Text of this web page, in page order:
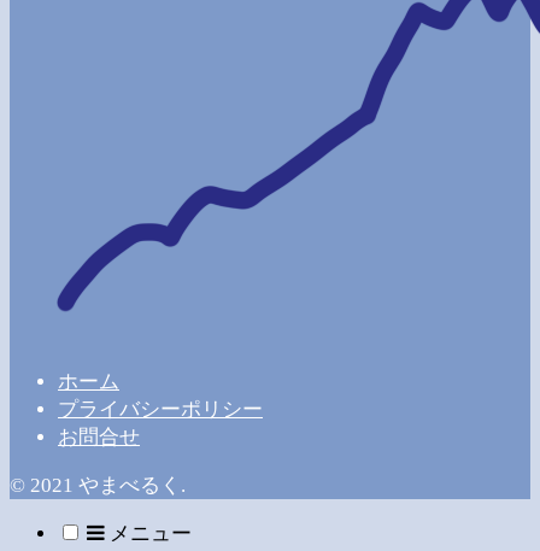
ホーム
プライバシーポリシー
お問合せ
© 2021 やまべるく.
メニュー